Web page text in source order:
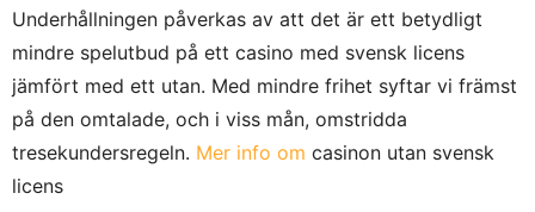
Underhållningen påverkas av att det är ett betydligt
mindre spelutbud på ett casino med svensk licens
jämfört med ett utan. Med mindre frihet syftar vi främst
på den omtalade, och i viss mån, omstridda
tresekundersregeln. Mer info om casinon utan svensk
licens